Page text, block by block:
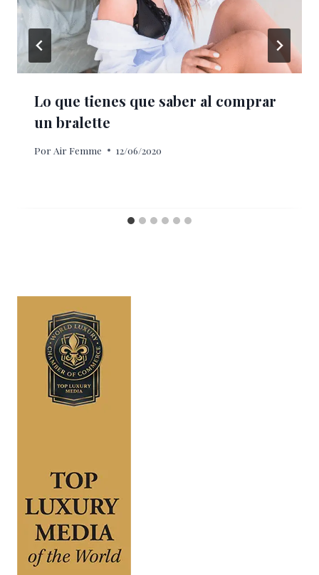
Lo que tienes que saber al comprar
un bralette
Por Air Femme 12/06/2020